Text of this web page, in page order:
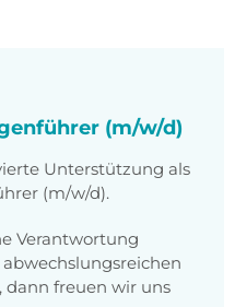
(m/w/d)
Unterstützung als
(m/w/d).
Verantwortung
freuen wir uns